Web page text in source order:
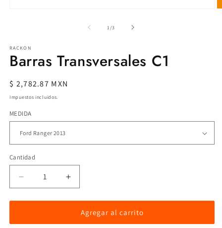
una
ventana
modal
1 /de
3
RACKON
Barras Transversales C1
Precio
habitual
$ 2,782.87 MXN
Impuestos incluidos.
MEDIDA
Cantidad
Reducir
cantidad
para
Transversales
Aumentar
cantidad
para
Barras
Transversales
Agregar al carrito